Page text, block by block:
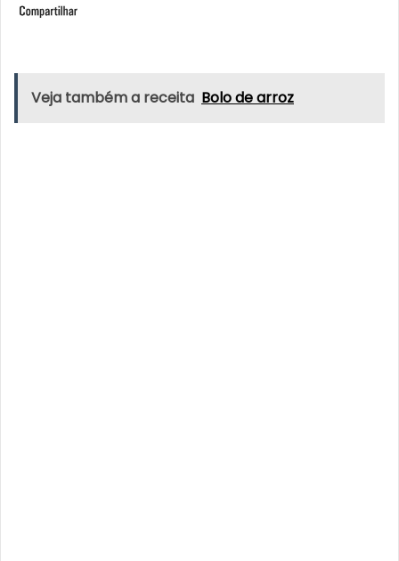
Veja também a receita Bolo de arroz